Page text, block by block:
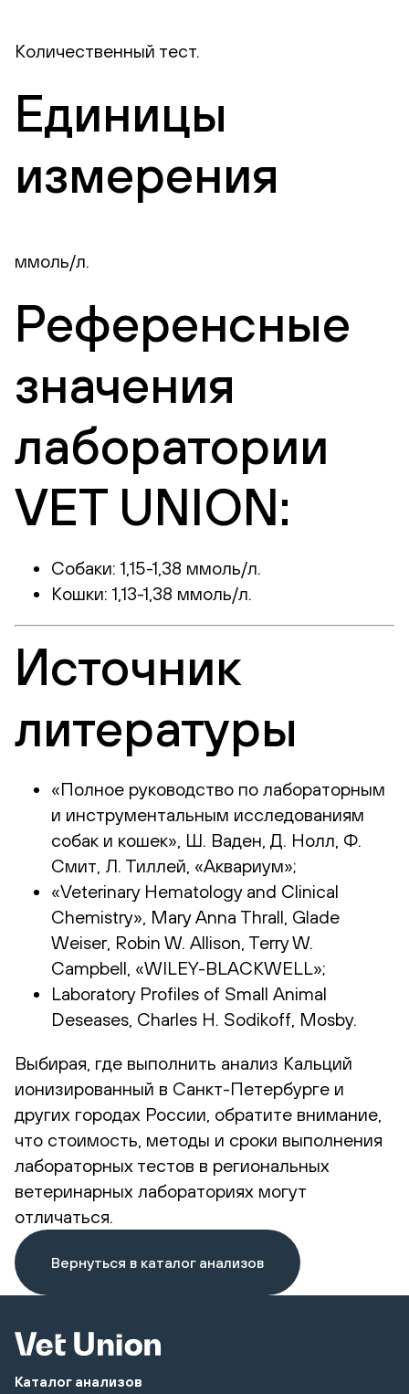
Количественный тест.
Единицы
измерения
ммоль/л.
Референсные
значения
лаборатории
VET UNION:
Собаки: 1,15-1,38 ммоль/л.
Кошки: 1,13-1,38 ммоль/л.
Источник
литературы
«Полное руководство по лабораторным
и инструментальным исследованиям
собак и кошек», Ш. Ваден, Д. Нолл, Ф.
Смит, Л. Тиллей, «Аквариум»;
«Veterinary Hematology and Clinical
Chemistry», Mary Anna Thrall, Glade
Weiser, Robin W. Allison, Terry W.
Campbell, «WILEY-BLACKWELL»;
Laboratory Profiles of Small Animal
Deseases, Charles H. Sodikoff, Mosby.
Выбирая, где выполнить анализ Кальций
ионизированный в Санкт-Петербурге и
других городах России, обратите внимание,
что стоимость, методы и сроки выполнения
лабораторных тестов в региональных
ветеринарных лабораториях могут
отличаться.
Вернуться в каталог анализов
Каталог анализов